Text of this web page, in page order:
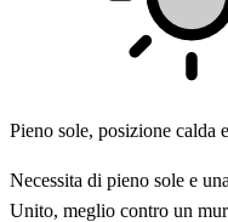
Pieno sole, posizione calda
Necessita di pieno sole e
Unito, meglio contro un